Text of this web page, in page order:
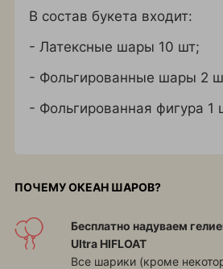
В состав букета входит:
- Латексные шары 10 шт;
- Фольгированные шары 2
- Фольгированная фигура 1
ПОЧЕМУ ОКЕАН ШАРОВ?
Бесплатно надуваем
Ultra HIFLOAT
Все шарики (кроме